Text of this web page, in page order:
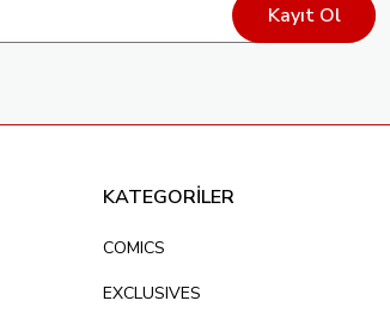
Kayıt Ol
KATEGORİLER
COMICS
EXCLUSIVES